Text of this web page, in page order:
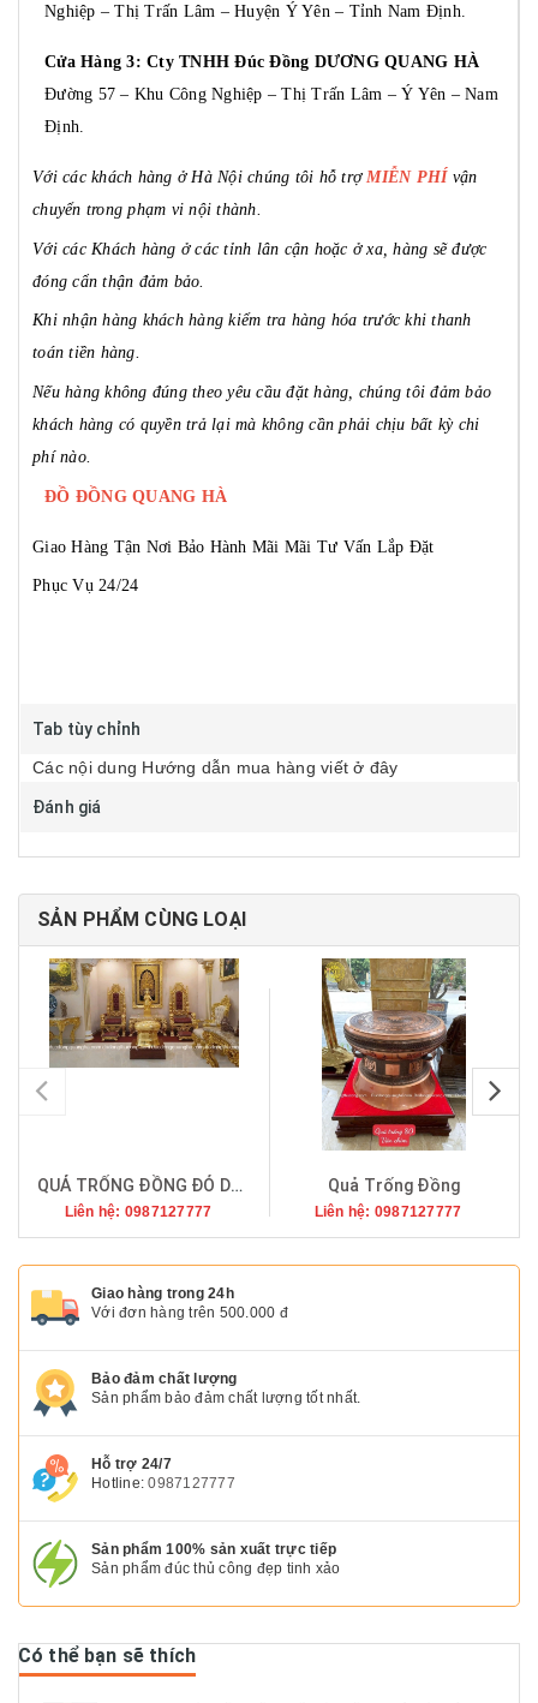
Nghiệp – Thị Trấn Lâm – Huyện Ý Yên – Tỉnh Nam Định.
Cửa Hàng 3: Cty TNHH Đúc Đồng DƯƠNG QUANG HÀ
Đường 57 – Khu Công Nghiệp – Thị Trấn Lâm – Ý Yên – Nam
Định.
Với các khách hàng ở Hà Nội chúng tôi hỗ trợ MIỄN PHÍ vận
chuyển trong phạm vi nội thành.
Với các Khách hàng ở các tỉnh lân cận hoặc ở xa, hàng sẽ được
đóng cẩn thận đảm bảo.
Khi nhận hàng khách hàng kiểm tra hàng hóa trước khi thanh
toán tiền hàng.
Nếu hàng không đúng theo yêu cầu đặt hàng, chúng tôi đảm bảo
khách hàng có quyền trả lại mà không cần phải chịu bất kỳ chi
phí nào.
ĐỒ ĐỒNG QUANG HÀ
Giao Hàng Tận Nơi Bảo Hành Mãi Mãi Tư Vấn Lắp Đặt
Phục Vụ 24/24
Tab tùy chỉnh
Các nội dung Hướng dẫn mua hàng viết ở đây
Đánh giá
SẢN PHẨM CÙNG LOẠI
QUẢ TRỐNG ĐỒNG ĐỎ DÁT VÀNG 9999 ĐƯỜNG KÍNH 60
Liên hệ: 0987127777
Quả Trống Đồng
Liên hệ: 0987127777
Giao hàng trong 24h
Với đơn hàng trên 500.000 đ
Bảo đảm chất lượng
Sản phẩm bảo đảm chất lượng tốt nhất.
Hỗ trợ 24/7
Hotline:0987127777
Sản phẩm 100% sản xuất trực tiếp
Sản phẩm đúc thủ công đẹp tinh xảo
Có thể bạn sẽ thích